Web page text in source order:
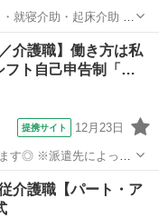
就寝介助・起床介助 ・
単なＰＣ操作） ・機能
・清掃、洗濯などの間
介護職】働き方は私
フト自己申告制「…
提携サイト 12月23日
す◎ ※派遣先によって
■介護記録作成 等
介護職【パート・ア